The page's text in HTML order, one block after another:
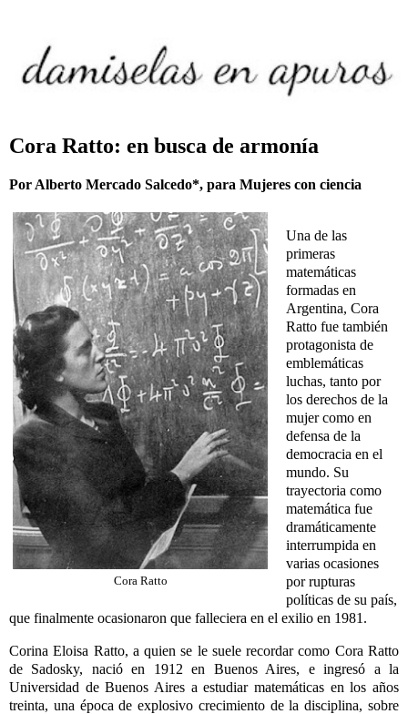
Cora Ratto: en busca de armonía
Por Alberto Mercado Salcedo*, para Mujeres con ciencia
Cora Ratto
Una de las
primeras
matemáticas
formadas en
Argentina, Cora
Ratto fue también
protagonista de
emblemáticas
luchas, tanto por
los derechos de la
mujer como en
defensa de la
democracia en el
mundo. Su
trayectoria como
matemática fue
dramáticamente
interrumpida en
varias ocasiones
por rupturas
políticas de su país,
que finalmente ocasionaron que falleciera en el exilio en 1981.
Corina Eloisa Ratto, a quien se le suele recordar como Cora Ratto
de Sadosky, nació en 1912 en Buenos Aires, e ingresó a la
Universidad de Buenos Aires a estudiar matemáticas en los años
treinta, una época de explosivo crecimiento de la disciplina, sobre